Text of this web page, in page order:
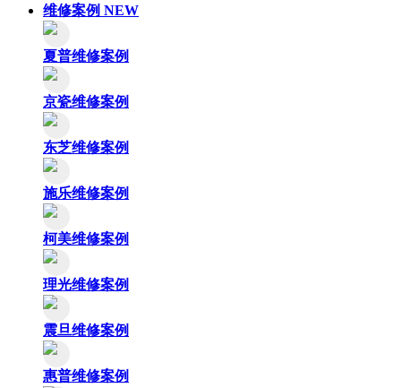
维修案例 NEW
夏普维修案例
京瓷维修案例
东芝维修案例
施乐维修案例
柯美维修案例
理光维修案例
震旦维修案例
惠普维修案例